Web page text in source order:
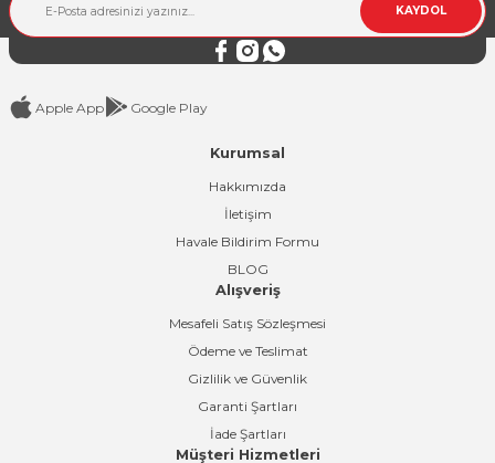
KAYDOL
Apple App Google Play
Kurumsal
Hakkımızda
İletişim
Havale Bildirim Formu
BLOG
Alışveriş
Mesafeli Satış Sözleşmesi
Ödeme ve Teslimat
Gizlilik ve Güvenlik
Garanti Şartları
İade Şartları
Müşteri Hizmetleri